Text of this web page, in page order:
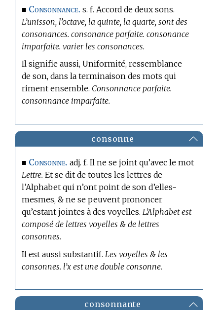
■ Consonnance. s. f. Accord de deux sons.
L’unisson, l’octave, la quinte, la quarte, sont des
consonances. consonance parfaite. consonance
imparfaite. varier les consonances.
Il signifie aussi, Uniformité, ressemblance
de son, dans la terminaison des mots qui
riment ensemble. Consonnance parfaite.
consonnance imparfaite.
consonne
■ Consonne. adj. f. Il ne se joint qu’avec le mot
Lettre. Et se dit de toutes les lettres de
l’Alphabet qui n’ont point de son d’elles-
mesmes, & ne se peuvent prononcer
qu’estant jointes à des voyelles.L’Alphabet est
composé de lettres voyelles & de lettres
consonnes.
Il est aussi substantif. Les voyelles & les
consonnes. l’x est une double consonne.
consonnante